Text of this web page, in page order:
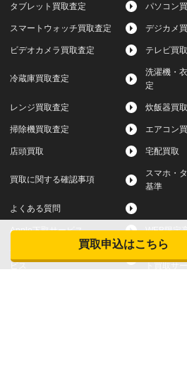
買取申込はこちら
タブレット買取査定 パソコン
スマートウォッチ買取査定 デジカメ
ビデオカメラ買取査定 テレビ買
冷蔵庫買取査定
洗濯機・
定
レンジ買取査定 炊飯器買
掃除機買取査定 エアコン
店頭買取 宅配買取
買取に関する確認事項
スマホ・
基準
よくある質問
Apple下取サービス WEB限定
法人向けパソコン買取サー
法人向け